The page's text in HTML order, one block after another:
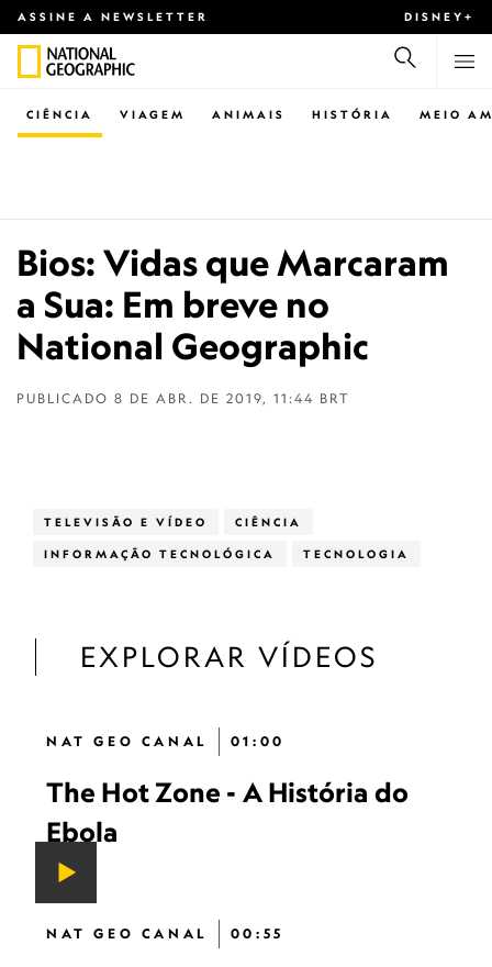
ASSINE A NEWSLETTER DISNEY+
CIÊNCIA VIAGEM ANIMAIS HISTÓRIA MEIO
Bios: Vidas que Marcaram
a Sua: Em breve no
National Geographic
PUBLICADO 8 DE ABR. DE 2019, 11:44 BRT
TELEVISÃO E VÍDEO CIÊNCIA
INFORMAÇÃO TECNOLÓGICA TECNOLOGIA
EXPLORAR VÍDEOS
NAT GEO CANAL 01:00
The Hot Zone - A História do
Ebola
NAT GEO CANAL 00:55